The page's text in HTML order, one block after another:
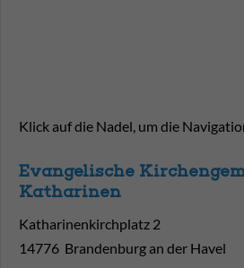
Klick auf die Nadel, um die
Evangelische
Katharinen
Katharinenkirchplatz 2
14776 Brandenburg an der Havel